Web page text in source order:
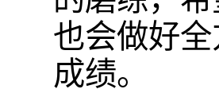
也会做好
成绩。